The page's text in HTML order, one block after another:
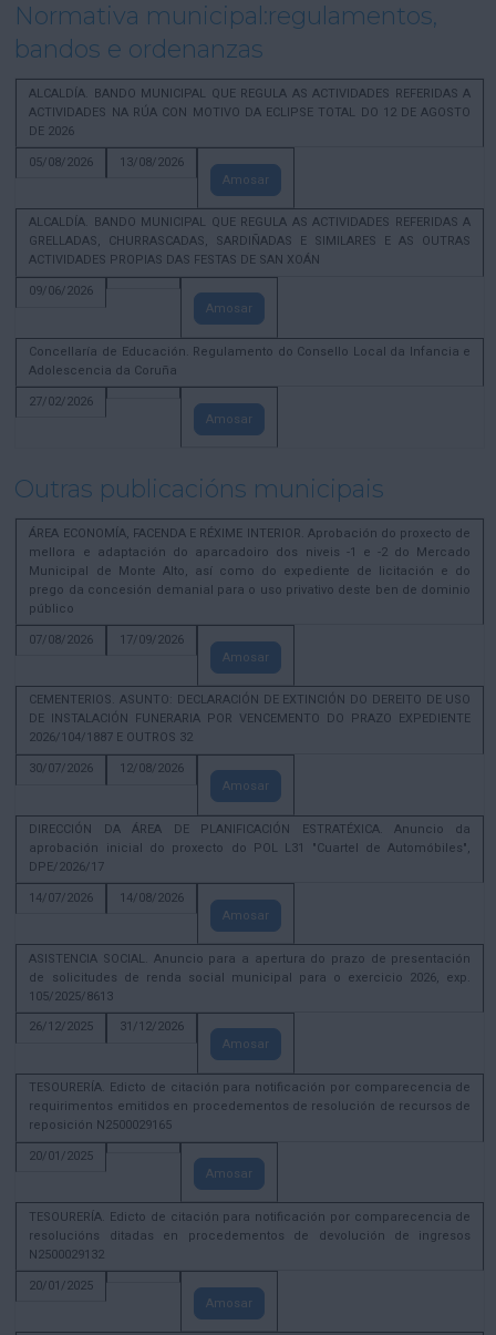
Normativa municipal:regulamentos,
bandos e ordenanzas
ALCALDÍA. BANDO MUNICIPAL QUE REGULA AS ACTIVIDADES REFERIDAS A
ACTIVIDADES NA RÚA CON MOTIVO DA ECLIPSE TOTAL DO 12 DE AGOSTO
DE 2026
05/08/2026
13/08/2026
Amosar
ALCALDÍA. BANDO MUNICIPAL QUE REGULA AS ACTIVIDADES REFERIDAS A
GRELLADAS, CHURRASCADAS, SARDIÑADAS E SIMILARES E AS OUTRAS
ACTIVIDADES PROPIAS DAS FESTAS DE SAN XOÁN
09/06/2026
Amosar
Concellaría de Educación. Regulamento do Consello Local da Infancia e
Adolescencia da Coruña
27/02/2026
Amosar
Outras publicacións municipais
ÁREA ECONOMÍA, FACENDA E RÉXIME INTERIOR. Aprobación do proxecto de
mellora e adaptación do aparcadoiro dos niveis -1 e -2 do Mercado
Municipal de Monte Alto, así como do expediente de licitación e do
prego da concesión demanial para o uso privativo deste ben de dominio
público
07/08/2026
17/09/2026
Amosar
CEMENTERIOS. ASUNTO: DECLARACIÓN DE EXTINCIÓN DO DEREITO DE USO
DE INSTALACIÓN FUNERARIA POR VENCEMENTO DO PRAZO EXPEDIENTE
2026/104/1887 E OUTROS 32
30/07/2026
12/08/2026
Amosar
DIRECCIÓN DA ÁREA DE PLANIFICACIÓN ESTRATÉXICA. Anuncio da
aprobación inicial do proxecto do POL L31 "Cuartel de Automóbiles",
DPE/2026/17
14/07/2026
14/08/2026
Amosar
ASISTENCIA SOCIAL. Anuncio para a apertura do prazo de presentación
de solicitudes de renda social municipal para o exercicio 2026, exp.
105/2025/8613
26/12/2025
31/12/2026
Amosar
TESOURERÍA. Edicto de citación para notificación por comparecencia de
requirimentos emitidos en procedementos de resolución de recursos de
reposición N2500029165
20/01/2025
Amosar
TESOURERÍA. Edicto de citación para notificación por comparecencia de
resolucións ditadas en procedementos de devolución de ingresos
N2500029132
20/01/2025
Amosar